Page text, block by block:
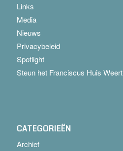
Links
Media
Nieuws
Privacybeleid
Spotlight
Steun het Franciscus Huis Weert
CATEGORIEËN
Archief